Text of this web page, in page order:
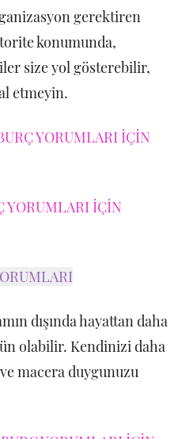
gerektiren
konumunda,
size yol gösterebilir,
etmeyin.
YORUMLARI İÇİN
YORUMLARI İÇİN
dışında hayattan daha
olabilir. Kendinizi daha
macera duygunuzu